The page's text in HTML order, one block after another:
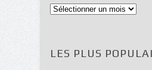
Archives
LES PLUS